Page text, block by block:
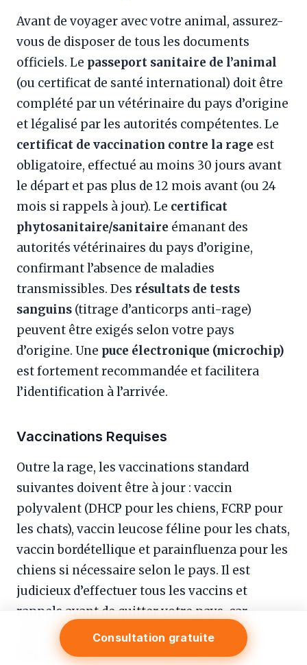
Avant de voyager avec votre animal, assurez-
vous de disposer de tous les documents
officiels. Le passeport sanitaire de l’animal
(ou certificat de santé international) doit être
complété par un vétérinaire du pays d’origine
et légalisé par les autorités compétentes. Le
certificat de vaccination contre la rage est
obligatoire, effectué au moins 30 jours avant
le départ et pas plus de 12 mois avant (ou 24
mois si rappels à jour). Le certificat
phytosanitaire/sanitaire émanant des
autorités vétérinaires du pays d’origine,
confirmant l’absence de maladies
transmissibles. Des résultats de tests
sanguins (titrage d’anticorps anti-rage)
peuvent être exigés selon votre pays
d’origine. Une puce électronique (microchip)
est fortement recommandée et facilitera
l’identification à l’arrivée.
Vaccinations Requises
Outre la rage, les vaccinations standard
suivantes doivent être à jour : vaccin
polyvalent (DHCP pour les chiens, FCRP pour
les chats), vaccin leucose féline pour les chats,
vaccin bordétellique et parainfluenza pour les
chiens si nécessaire selon le pays. Il est
judicieux d’effectuer tous les vaccins et
rappels avant de quitter votre pays, car
certains vaccins peuvent ne pas être
disponibles immédiatement à Maurice.
Consultation gratuite